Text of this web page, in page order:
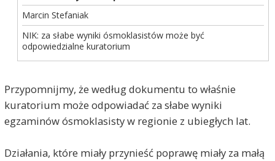
Marcin Stefaniak
NIK: za słabe wyniki ósmoklasistów może być
odpowiedzialne kuratorium
Przypomnijmy, że według dokumentu to właśnie
kuratorium może odpowiadać za słabe wyniki
egzaminów ósmoklasisty w regionie z ubiegłych lat.
Działania, które miały przynieść poprawę miały za małą